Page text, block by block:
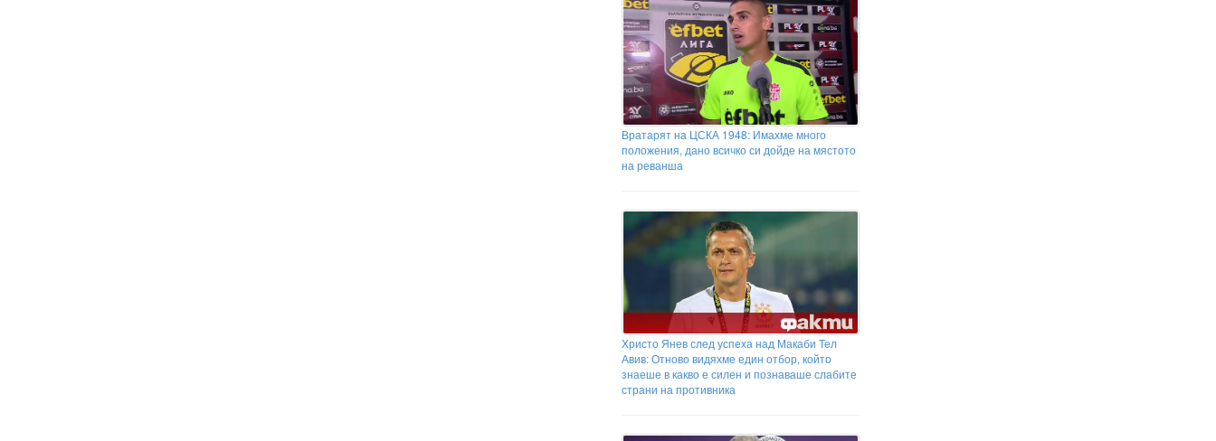
Вратарят на ЦСКА 1948: Имахме много
положения, дано всичко си дойде на мястото
на реванша
Христо Янев след успеха над Макаби Тел
Авив: Отново видяхме един отбор, който
знаеше в какво е силен и познаваше слабите
страни на противника